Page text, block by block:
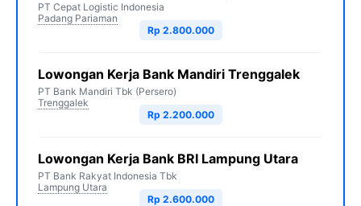
PT Cepat Logistic Indonesia
Padang Pariaman
Rp 2.800.000
Lowongan Kerja Bank Mandiri Trenggalek
PT Bank Mandiri Tbk (Persero)
Trenggalek
Rp 2.200.000
Lowongan Kerja Bank BRI Lampung Utara
PT Bank Rakyat Indonesia Tbk
Lampung Utara
Rp 2.600.000